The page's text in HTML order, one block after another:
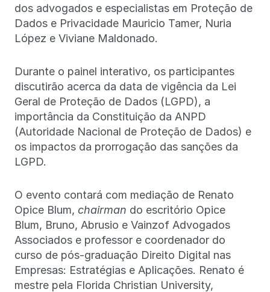
dos advogados e especialistas em Proteção de
Dados e Privacidade Mauricio Tamer, Nuria
López e Viviane Maldonado.
Durante o painel interativo, os participantes
discutirão acerca da data de vigência da Lei
Geral de Proteção de Dados (LGPD), a
importância da Constituição da ANPD
(Autoridade Nacional de Proteção de Dados) e
os impactos da prorrogação das sanções da
LGPD.
O evento contará com mediação de Renato
Opice Blum, chairman do escritório Opice
Blum, Bruno, Abrusio e Vainzof Advogados
Associados e professor e coordenador do
curso de pós-graduação Direito Digital nas
Empresas: Estratégias e Aplicações. Renato é
mestre pela Florida Christian University,